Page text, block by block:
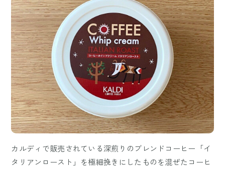
カルディで販売されている深煎りのブレンドコーヒー「イ
タリアンロースト」を極細挽きにしたものを混ぜたコーヒ